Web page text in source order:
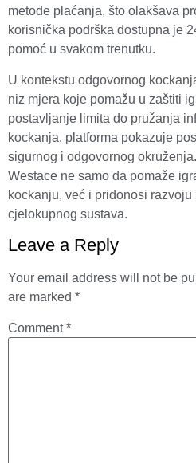
metode plaćanja, što olakšava
korisnička podrška dostupna je
pomoć u svakom trenutku.
U kontekstu odgovornog
niz mjera koje pomažu u zaštiti
postavljanje limita do pružanja
kockanja, platforma pokazuje
sigurnog i odgovornog
Westace ne samo da pomaže
kockanju, već i pridonosi
cjelokupnog sustava.
Leave a Reply
Your email address will not be
are marked *
Comment*